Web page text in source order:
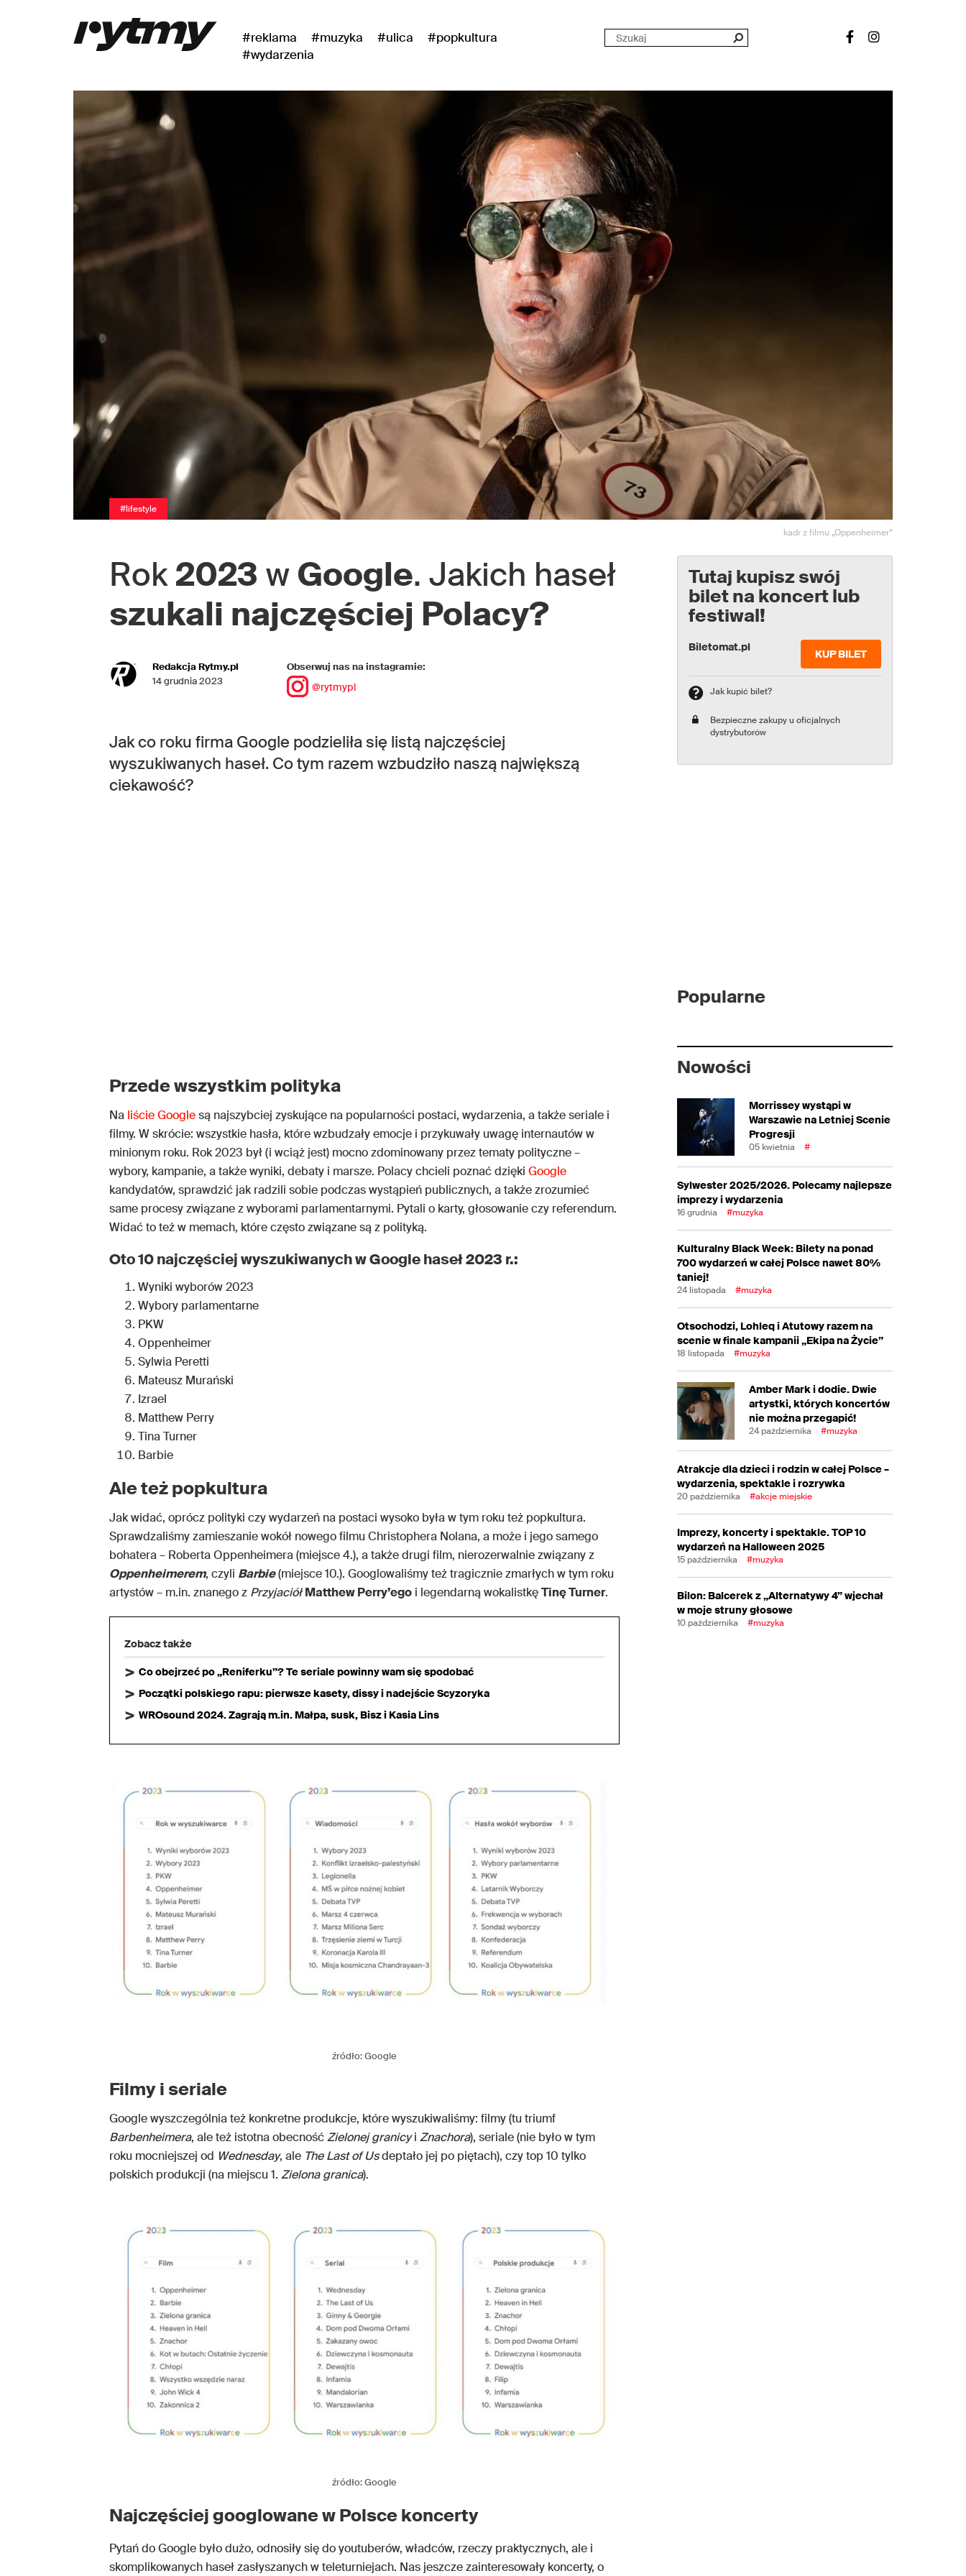
#reklama #muzyka #ulica
#popkultura
#wydarzenia
#lifestyle
kadr z filmu „Oppenheimer”
Rok2023 w Google. Jakich haseł
szukali najczęściej Polacy?
Redakcja Rytmy.pl
14 grudnia 2023
Obserwuj nas na instagramie:
@rytmypl
Jak co roku firma Google podzieliła się listą najczęściej
wyszukiwanych haseł. Co tym razem wzbudziło naszą największą
ciekawość?
Przede wszystkim polityka
Na liście Googlesą najszybciej zyskujące na popularności postaci, wydarzenia, a także seriale i
filmy. W skrócie: wszystkie hasła, które wzbudzały emocje i przykuwały uwagę internautów w
minionym roku. Rok 2023 był (i wciąż jest) mocno zdominowany przez tematy polityczne –
wybory, kampanie, a także wyniki, debaty i marsze. Polacy chcieli poznać dzięki Google
kandydatów, sprawdzić jak radzili sobie podczas wystąpień publicznych, a także zrozumieć
same procesy związane z wyborami parlamentarnymi. Pytali o karty, głosowanie czy referendum.
Widać to też w memach, które często związane są z polityką.
Oto 10 najczęściej wyszukiwanych w Google haseł 2023 r.:
Wyniki wyborów 2023
Wybory parlamentarne
PKW
Oppenheimer
Sylwia Peretti
Mateusz Murański
Izrael
Matthew Perry
Tina Turner
Barbie
Ale też popkultura
Jak widać, oprócz polityki czy wydarzeń na postaci wysoko była w tym roku też popkultura.
Sprawdzaliśmy zamieszanie wokół nowego filmu Christophera Nolana, a może i jego samego
bohatera – Roberta Oppenheimera (miejsce 4.), a także drugi film, nierozerwalnie związany z
Oppenheimerem, czyli Barbie(miejsce 10.). Googlowaliśmy też tragicznie zmarłych w tym roku
artystów – m.in. znanego z Przyjaciół Matthew Perry’ego i legendarną wokalistkęTinę Turner.
Zobacz także
Co obejrzeć po „Reniferku”? Te seriale powinny wam się spodobać
Początki polskiego rapu: pierwsze kasety, dissy i nadejście Scyzoryka
WROsound 2024. Zagrają m.in. Małpa, susk, Bisz i Kasia Lins
źródło: Google
Filmy i seriale
Google wyszczególnia też konkretne produkcje, które wyszukiwaliśmy: filmy (tu triumf
Barbenheimera, ale też istotna obecnośćZielonej granicyi Znachora), seriale (nie było w tym
roku mocniejszej od Wednesday, ale The Last of Usdeptało jej po piętach), czy top 10 tylko
polskich produkcji (na miejscu 1. Zielona granica).
źródło: Google
Najczęściej googlowane w Polsce koncerty
Pytań do Google było dużo, odnosiły się do youtuberów, władców, rzeczy praktycznych, ale i
skomplikowanych haseł zasłyszanych w teleturniejach. Nas jeszcze zainteresowały koncerty, o
Tutaj kupisz swój
bilet na koncert lub
festiwal!
Biletomat.pl
KUP BILET
Jak kupić bilet?
Bezpieczne zakupy u oficjalnych
dystrybutorów
Popularne
Nowości
Morrissey wystąpi w
Warszawie na Letniej Scenie
Progresji
05 kwietnia #
Sylwester 2025/2026. Polecamy najlepsze
imprezy i wydarzenia
16 grudnia #muzyka
Kulturalny Black Week: Bilety na ponad
700 wydarzeń w całej Polsce nawet 80%
taniej!
24 listopada #muzyka
Otsochodzi, Lohleq i Atutowy razem na
scenie w finale kampanii „Ekipa na Życie”
18 listopada #muzyka
Amber Mark i dodie. Dwie
artystki, których koncertów
nie można przegapić!
24 października #muzyka
Atrakcje dla dzieci i rodzin w całej Polsce –
wydarzenia, spektakle i rozrywka
20 października #akcje miejskie
Imprezy, koncerty i spektakle. TOP 10
wydarzeń na Halloween 2025
15 października #muzyka
Bilon: Balcerek z „Alternatywy 4” wjechał
w moje struny głosowe
10 października #muzyka